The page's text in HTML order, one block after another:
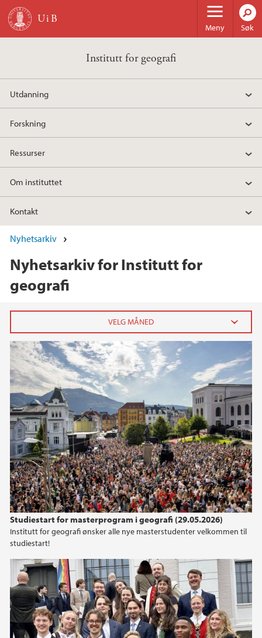
Hopp til hovedinnhold
Meny Søk
Institutt for geografi
Utdanning
Forskning
Ressurser
Om instituttet
Kontakt
Nyhetsarkiv
Nyhetsarkiv for Institutt for
geografi
Studiestart for masterprogram i geografi (29.05.2026)
Institutt for geografi ønsker alle nye masterstudenter velkommen til
studiestart!
2026
mai (2)
mars (1)
februar (1)
2025
2024
2023
2022
2020
2019